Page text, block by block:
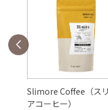
Slimore Coffee（ス
アコーヒー）